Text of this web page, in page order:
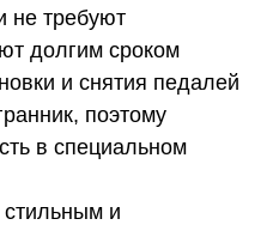
не требуют
долгим сроком
и снятия педалей
поэтому
в специальном
и